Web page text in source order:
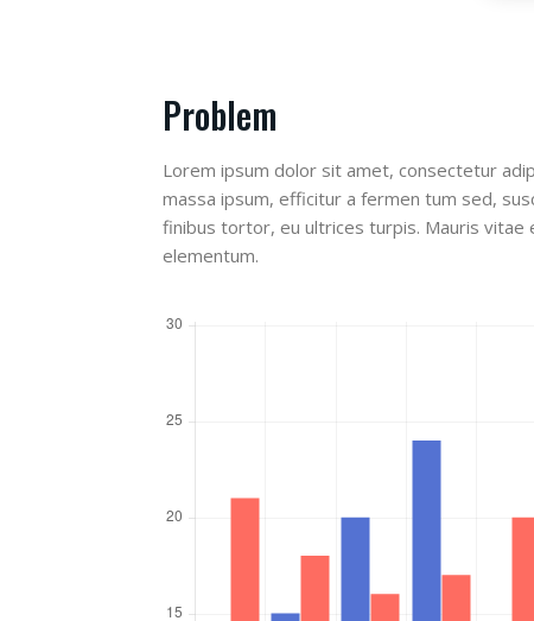
Problem
Lorem ipsum dolor sit amet, consectetur
massa ipsum, efficitur a fermen tum sed,
finibus tortor, eu ultrices turpis. Mauris vitae
elementum.